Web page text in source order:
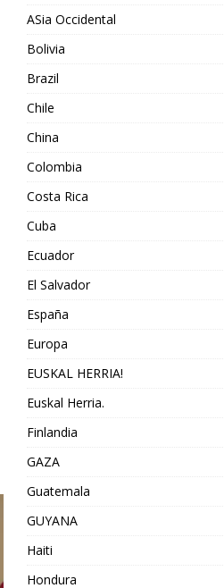
ASia Occidental
Bolivia
Brazil
Chile
China
Colombia
Costa Rica
Cuba
Ecuador
El Salvador
España
Europa
EUSKAL HERRIA!
Euskal Herria.
Finlandia
GAZA
Guatemala
GUYANA
Haiti
Hondura